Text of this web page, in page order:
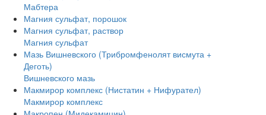
Мабтера
Магния сульфат, порошок
Магния сульфат, раствор
Магния сульфат
Мазь Вишневского (Трибромфенолят висмута +
Деготь)
Вишневского мазь
Макмирор комплекс (Нистатин + Нифурател)
Макмирор комплекс